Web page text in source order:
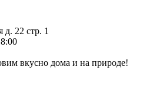
22 стр. 1
вкусно дома и на природе!